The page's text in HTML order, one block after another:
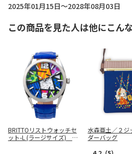
2025年01月15日～2028年08月03日
この商品を見た人は他にこん
BRITTOリストウォッチセ
ット-L (ラージサイズ) BR
水森亜土／２ジ
ダーバッグ